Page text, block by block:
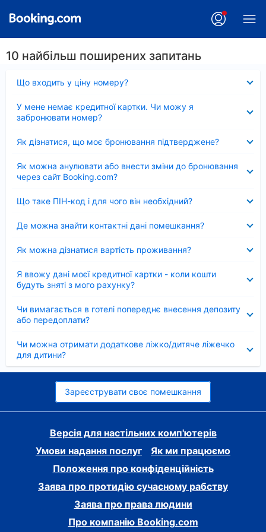
10 найбільш поширених запитань
Що входить у ціну номеру?
У мене немає кредитної картки. Чи можу я
забронювати номер?
Як дізнатися, що моє бронювання підтверджене?
Як можна анулювати або внести зміни до бронювання
через сайт Booking.com?
Що таке ПІН-код і для чого він необхідний?
Де можна знайти контактні дані помешкання?
Як можна дізнатися вартість проживання?
Я ввожу дані моєї кредитної картки - коли кошти
будуть зняті з мого рахунку?
Чи вимагається в готелі попереднє внесення депозиту
або передоплати?
Чи можна отримати додаткове ліжко/дитяче ліжечко
для дитини?
Зареєструвати своє помешкання
Версія для настільних комп'ютерів
Умови надання послуг
Як ми працюємо
Положення про конфіденційність
Заява про протидію сучасному рабству
Заява про права людини
Про компанію Booking.com